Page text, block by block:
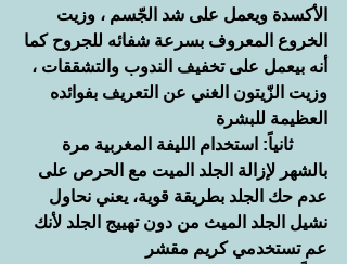
الأكسدة ويعمل على شد الجّسم ، وزيت
الخروع المعروف بسرعة شفائه للجروح كما
أنه بيعمل على تخفيف الندوب والتشققات ،
وزيت الزّيتون الغني عن التعريف بفوائده
العظيمة للبشرة
        ثانياً: استخدام الليفة المغربية مرة
بالشهر لإزالة الجلد الميت مع الحرص على
عدم حك الجلد بطريقة قوية، يعني نحاول
نشيل الجلد الميث من دون تهييج الجلد لأنك
عم تستخدمي كريم مقشر